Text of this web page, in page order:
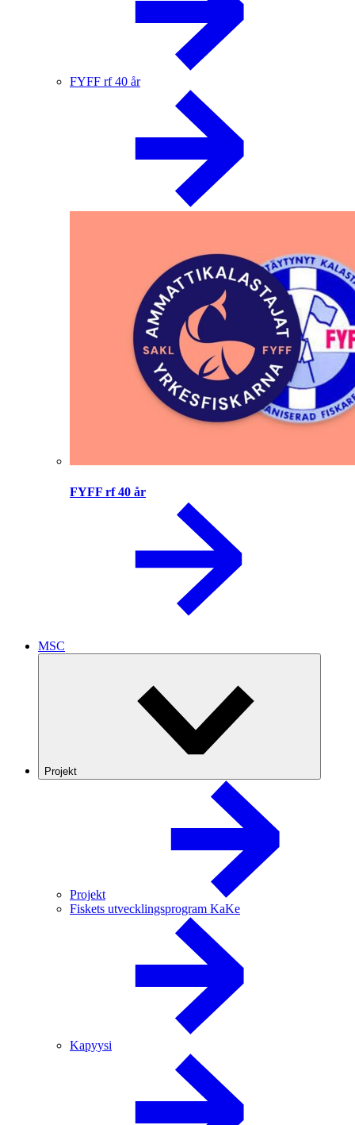
FYFF rf 40 år
FYFF rf 40 år
MSC
Projekt
Projekt
Fiskets utvecklingsprogram KaKe
Kapyysi